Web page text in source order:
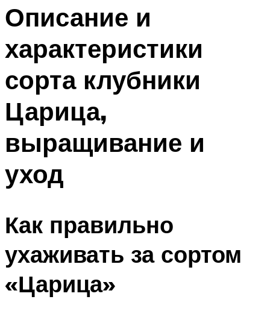
Описание и
характеристики
сорта клубники
Царица,
выращивание и
уход
Как правильно
ухаживать за сортом
«Царица»